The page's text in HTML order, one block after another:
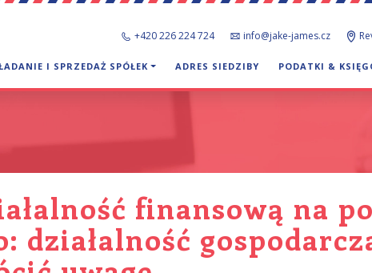
I SPRZEDAŻ SPÓŁEK ADRES SIEDZIBY PODATKI &
+420 226 224 724 info@jake-james.cz
finansową na
działalność